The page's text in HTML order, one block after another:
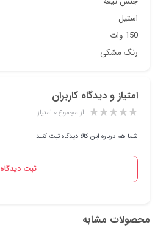
استیل
150 وات
رنگ مشکی
امتیاز و دیدگاه کاربران
از مجموع ۰ امتیاز
شما هم درباره این کالا دیدگاه ثبت کنید
ثبت دیدگاه
محصولات مشابه